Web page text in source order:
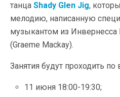
танца Shady Glen Jig,
мелодию, написанную
музыкантом из
(Graeme Mackay).
Занятия будут проходить по
11 июня 18:00-19:30;